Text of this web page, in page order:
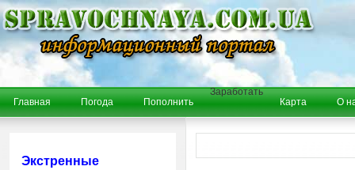
Главная Погода Пополнить
Заработать
Карта
О
Экстренные